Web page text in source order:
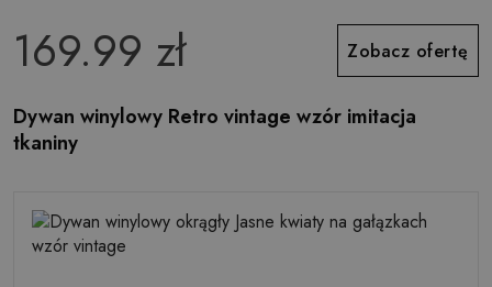
169.99 zł Zobacz ofertę
Dywan winylowy Retro vintage wzór imitacja
tkaniny